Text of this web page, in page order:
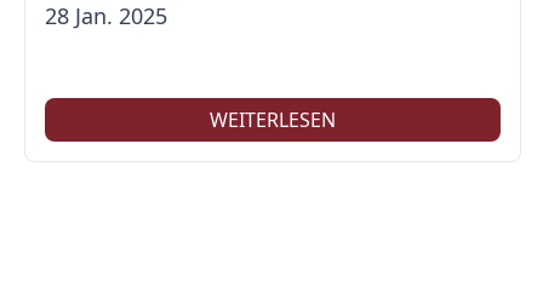
28 Jan. 2025
WEITERLESEN